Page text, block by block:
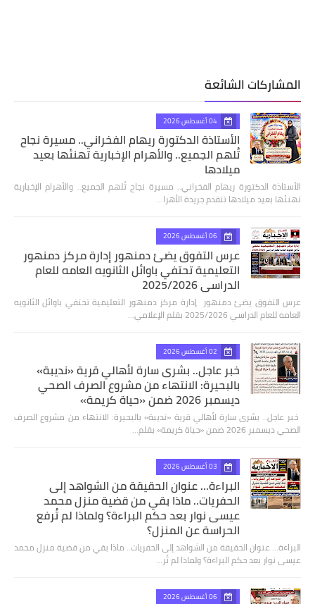
المشاركات الشائعة
04 أغسطس 2026
الأستاذة الدكتورة ريهام الفخراني.. مسيرة نجاح
تُلهم الجميع.. والأهرام الإخبارية تهنئها بعيد
ميلادها
الأستاذة الدكتورة ريهام الفخراني.. مسيرة نجاح تُلهم الجميع.. والأهرام الإخبارية
تهنئها بعيد ميلادها تتقدم جريدة الأهرا…
06 أغسطس 2026
عرس التفوق يضئ دمنهور إدارة مركز دمنهور
التعليمية تحتفي باوائل الثانويه العامه للعام
الدراسي 2025/2026
عرس التفوق يضئ دمنهور إدارة مركز دمنهور التعليمية تحتفي باوائل الثانويه
العامه للعام الدراسي 2025/2026 بقلم الإعلامي…
02 أغسطس 2026
خبر عاجل.. بشرى سارة لأهالي قرية «نديبة»
بالبحيرة: الانتهاء من مشروع الصرف الصحي
ديسمبر 2026 ضمن «حياة كريمة»
​ خبر عاجل.. بشرى سارة لأهالي قرية «نديبة» بالبحيرة: الانتهاء من مشروع الصرف
الصحي ديسمبر 2026 ضمن «حياة كريمة» بقلم…
03 أغسطس 2026
البراءة... عنوان الحقيقة من الشواهد إلى
الحفريات.. ماذا بقي من قضية منزل محمد
عيسى نوار بعد حكم البراءة؟ ولماذا لم تُرفع
الحراسة عن المنزل؟
البراءة... عنوان الحقيقة من الشواهد إلى الحفريات.. ماذا بقي من قضية منزل محمد
عيسى نوار بعد حكم البراءة؟ ولماذا لم تُر…
06 أغسطس 2026